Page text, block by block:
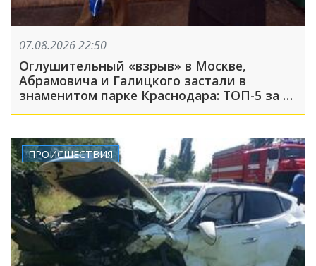
07.08.2026 22:50
Оглушительный «взрыв» в Москве,
Абрамовича и Галицкого застали в
знаменитом парке Краснодара: ТОП-5 за 7
ПРОИСШЕСТВИЯ